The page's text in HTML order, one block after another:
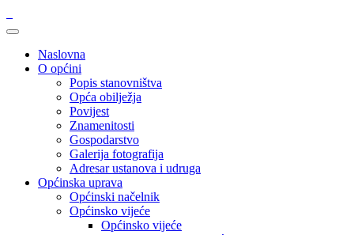
Naslovna
O općini
Popis stanovništva
Opća obilježja
Povijest
Znamenitosti
Gospodarstvo
Galerija fotografija
Adresar ustanova i udruga
Općinska uprava
Općinski načelnik
Općinsko vijeće
Općinsko vijeće